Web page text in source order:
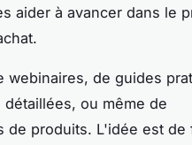
aider à avancer dans le
webinaires, de guides
ou même de
de produits. L'idée est de